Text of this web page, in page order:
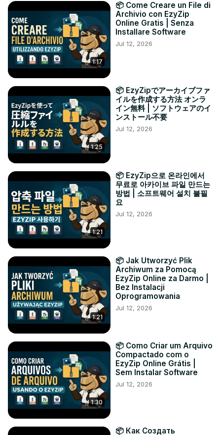
1:17
📦 Come Creare un File di
Archivio con EzyZip
Online Gratis | Senza
Installare Software
Jul 12, 2026
1:25
📦 EzyZipでアーカイブファ
イルを作成する方法 オンラ
イン無料 | ソフトウェアのイ
ンストール不要
Jul 12, 2026
1:21
📦 EzyZip으로 온라인에서
무료로 아카이브 파일 만드는
방법 | 소프트웨어 설치 불필
요
Jul 12, 2026
1:21
📦 Jak Utworzyć Plik
Archiwum za Pomocą
EzyZip Online za Darmo |
Bez Instalacji
Oprogramowania
Jul 12, 2026
1:30
📦 Como Criar um Arquivo
Compactado com o
EzyZip Online Grátis |
Sem Instalar Software
Jul 12, 2026
📦 Как Создать